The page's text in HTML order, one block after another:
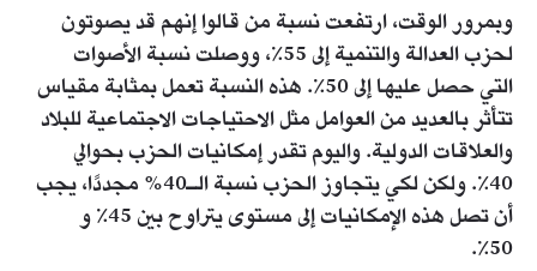
وبمرور الوقت، ارتفعت نسبة من قالوا إنهم قد يصوتون
لحزب العدالة والتنمية إلى 55٪، ووصلت نسبة الأصوات
التي حصل عليها إلى 50٪. هذه النسبة تعمل بمثابة مقياس
تتأثر بالعديد من العوامل مثل الاحتياجات الاجتماعية للبلاد
والعلاقات الدولية. واليوم تقدر إمكانيات الحزب بحوالي
40٪. ولكن لكي يتجاوز الحزب نسبة الـ40% مجددًا، يجب
أن تصل هذه الإمكانيات إلى مستوى يتراوح بين 45٪ و
50٪.